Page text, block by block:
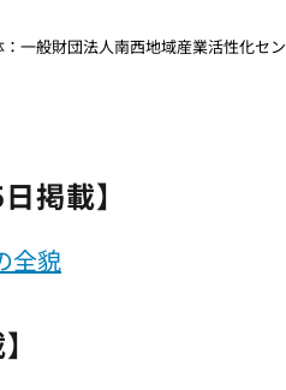
一般財団法人南西地域産業活性化セン
掲載】
全貌